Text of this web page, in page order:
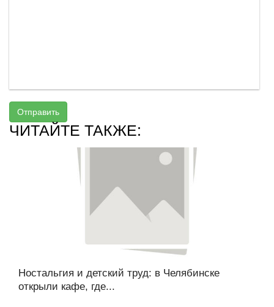
Отправить
ЧИТАЙТЕ ТАКЖЕ:
Ностальгия и детский труд: в Челябинске
открыли кафе, где...